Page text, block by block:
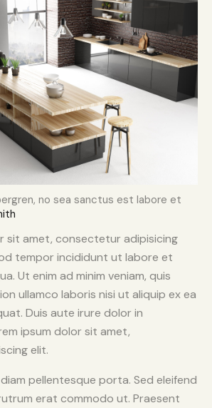
no sea sanctus est labore et
sit amet, consectetur adipisicing
tempor incididunt ut labore et
Ut enim ad minim veniam, quis
ullamco laboris nisi ut aliquip ex ea
Duis aute irure dolor in
ipsum dolor sit amet,
elit.
pellentesque porta. Sed eleifend
erat commodo ut. Praesent